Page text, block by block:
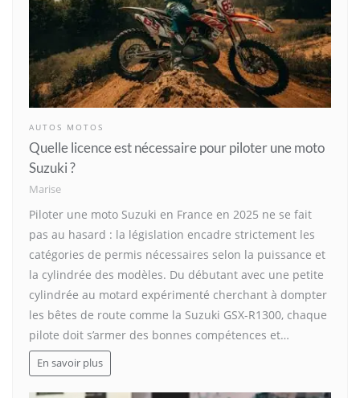
AUTOS MOTOS
Quelle licence est nécessaire pour piloter une moto
Suzuki ?
Marise
Piloter une moto Suzuki en France en 2025 ne se fait
pas au hasard : la législation encadre strictement les
catégories de permis nécessaires selon la puissance et
la cylindrée des modèles. Du débutant avec une petite
cylindrée au motard expérimenté cherchant à dompter
les bêtes de route comme la Suzuki GSX-R1300, chaque
pilote doit s’armer des bonnes compétences et…
En savoir plus